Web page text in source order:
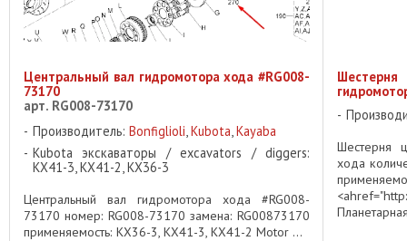
Центральный вал гидромотора хода #RG008-
73170
арт. RG008-73170
Производитель: Bonfiglioli Kubota Kayaba
Kubota экскаваторы / excavators / diggers:
KX41-3, KX41-2, KX36-3
Центральный вал гидромотора хода #RG008-
73170 номер: RG008-73170 замена: RG00873170
применяемость: KX36-3, KX41-3, KX41-2 Motor ...
Шестерня
хода